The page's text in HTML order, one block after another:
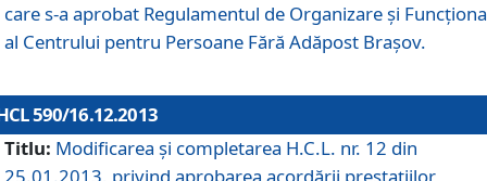
care s-a aprobat Regulamentul de Organizare şi
al Centrului pentru Persoane Fără Adăpost Braşov.
590/16.12.2013
Titlu: Modificarea şi completarea H.C.L. nr. 12 din